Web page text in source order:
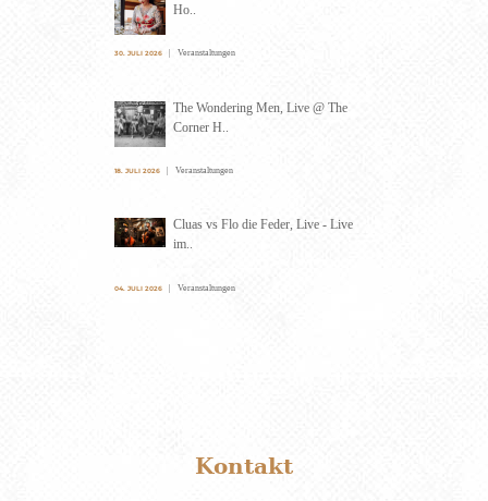
Ho..
30. JULI 2026 Veranstaltungen
The Wondering Men, Live @ The
Corner H..
18. JULI 2026 Veranstaltungen
Cluas vs Flo die Feder, Live - Live
im..
04. JULI 2026 Veranstaltungen
Kontakt